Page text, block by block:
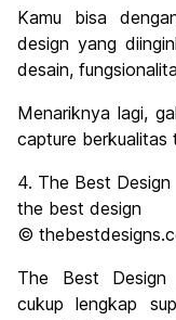
Kamu bisa
design yang
desain,
Menariknya lagi,
capture
4. The Best Design
the best design
©
The Best Design
cukup lengkap